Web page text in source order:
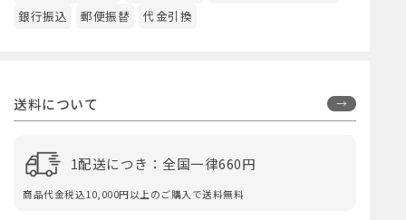
銀行振込
郵便振替 代金引換
送料について
1配送につき：全国一律660円
商品代金税込10,000円以上のご購入で送料無料